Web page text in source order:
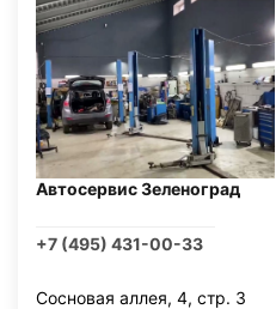
Автосервис Зеленоград
+7 (495) 431-00-33
Сосновая аллея, 4, стр. 3